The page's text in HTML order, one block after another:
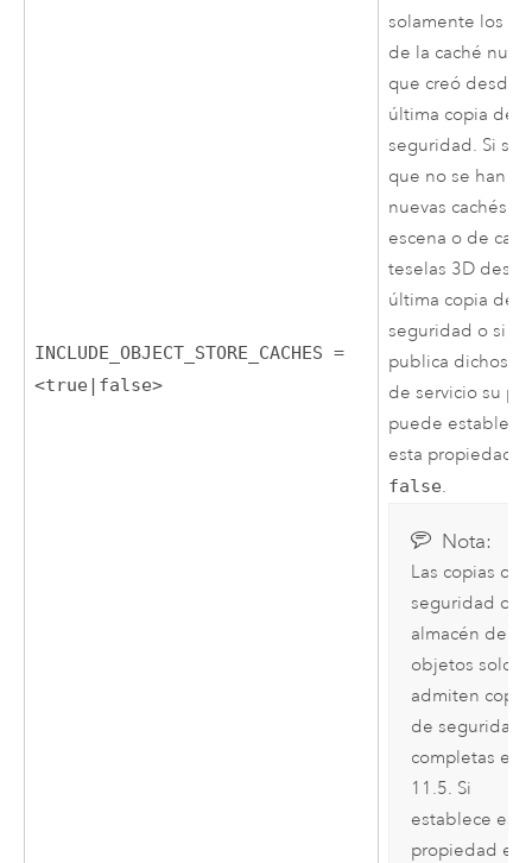
INCLUDE_OBJECT_STORE_CACHES =
<true|false>
solamente los
de la caché
que creó desde
última copia de
seguridad. Si
que no se han
nuevas cachés
escena o de
teselas 3D
última copia de
seguridad o si no
publica dichos
de servicio su
puede
esta propiedad
false.
Nota:
Las copias de
seguridad del
almacén de
objetos solo
admiten
de seguridad
completas en
11.5. Si
establece esta
propiedad en